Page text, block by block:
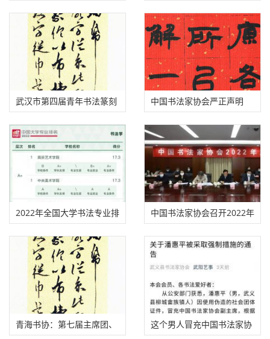
展即将发布征稿启事
一件疑似抄袭作品
武汉市第四届青年书法篆刻
作品展答投稿作者问
中国书法家协会严正声明
2022年全国大学书法专业排
名，来看你学校排第几！
中国书法家协会召开2022年
度工作会议
青海书协：第七届主席团、
这个男人冒充中国书法家协